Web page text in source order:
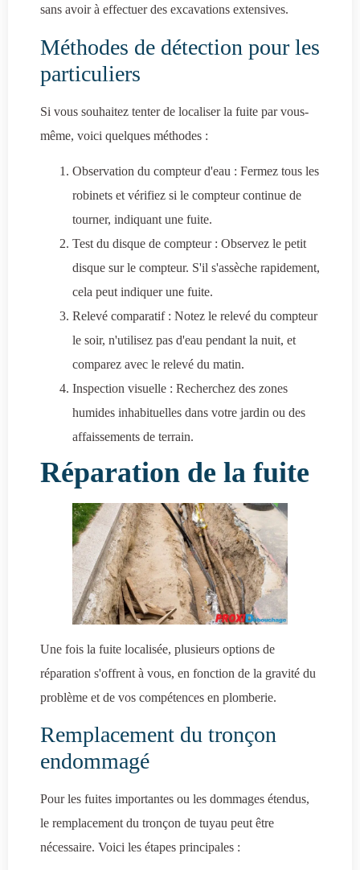
sans avoir à effectuer des excavations extensives.
Méthodes de détection pour les
particuliers
Si vous souhaitez tenter de localiser la fuite par vous-
même, voici quelques méthodes :
Observation du compteur d'eau : Fermez tous les
robinets et vérifiez si le compteur continue de
tourner, indiquant une fuite.
Test du disque de compteur : Observez le petit
disque sur le compteur. S'il s'assèche rapidement,
cela peut indiquer une fuite.
Relevé comparatif : Notez le relevé du compteur
le soir, n'utilisez pas d'eau pendant la nuit, et
comparez avec le relevé du matin.
Inspection visuelle : Recherchez des zones
humides inhabituelles dans votre jardin ou des
affaissements de terrain.
Réparation de la fuite
Une fois la fuite localisée, plusieurs options de
réparation s'offrent à vous, en fonction de la gravité du
problème et de vos compétences en plomberie.
Remplacement du tronçon
endommagé
Pour les fuites importantes ou les dommages étendus,
le remplacement du tronçon de tuyau peut être
nécessaire. Voici les étapes principales :